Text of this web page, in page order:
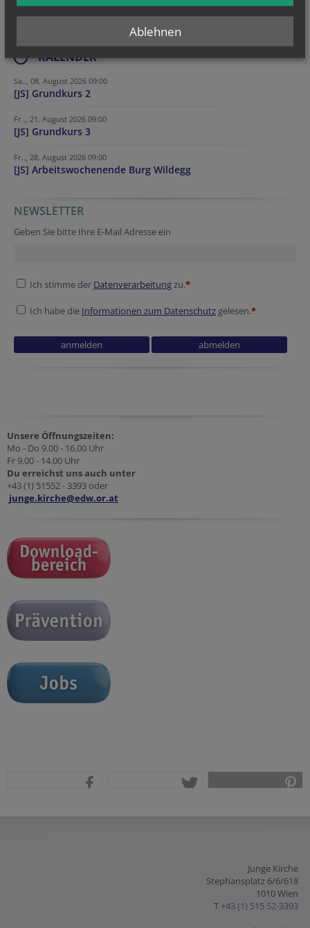
KALENDER
Sa.., 08. August 2026 09:00
[JS] Grundkurs 2
Fr.., 21. August 2026 09:00
[JS] Grundkurs 3
Fr.., 28. August 2026 09:00
[JS] Arbeitswochenende Burg Wildegg
URL
Verification code
Website
Secondary phone
NEWSLETTER
Geben Sie bitte Ihre E-Mail Adresse ein
Ich stimme der Datenverarbeitungzu.*
Ich habe die Informationen zum Datenschutz gelesen.*
Unsere Öffnungszeiten:
Mo - Do 9.00 - 16.00 Uhr
Fr 9.00 - 14.00 Uhr
Du erreichst uns auch unter
+43 (1) 51552 - 3393 oder
junge.kirche@edw.or.at
Junge Kirche
Stephansplatz 6/6/618
1010 Wien
T +43 (1) 515 52-3393
Ablehnen